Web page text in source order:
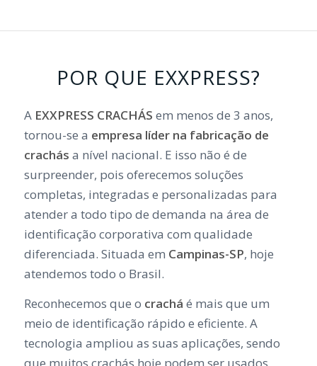
POR QUE EXXPRESS?
A EXXPRESS CRACHÁS em menos de 3 anos,
tornou-se a empresa líder na fabricação de
crachás a nível nacional. E isso não é de
surpreender, pois oferecemos soluções
completas, integradas e personalizadas para
atender a todo tipo de demanda na área de
identificação corporativa com qualidade
diferenciada. Situada em Campinas-SP, hoje
atendemos todo o Brasil.
Reconhecemos que o crachá é mais que um
meio de identificação rápido e eficiente. A
tecnologia ampliou as suas aplicações, sendo